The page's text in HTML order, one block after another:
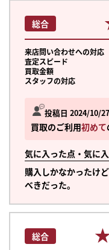
投稿日 2024/10/27
買取のご利用初めて
気に入った点・気に
購入しかなかったけ
べきだった。
総合
来店問い合わせへの対応
査定スピード
買取金額
スタッフの対応
総合